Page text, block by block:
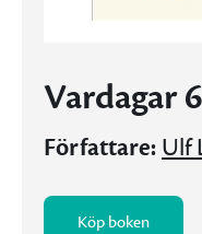
Vardagar 6
Författare: Ulf
Köp boken